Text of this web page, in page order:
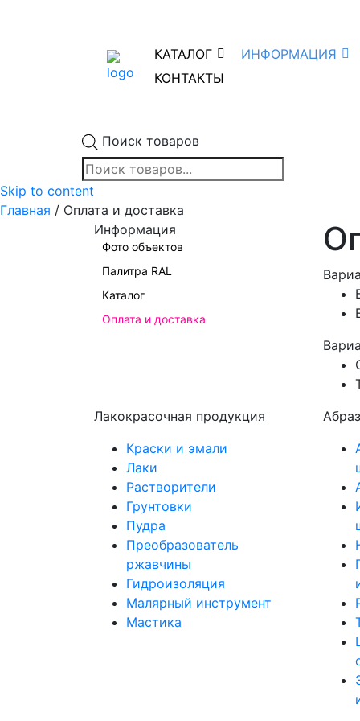
КАТАЛОГ
ИНФОРМАЦИЯ
КОНТАКТЫ
Поиск товаров
Skip to content
Главная / Оплата и доставка
Информация
Фото объектов
Палитра RAL
Каталог
Оплата и доставка
Лакокрасочная продукция
Краски и эмали
Лаки
Растворители
Грунтовки
Пудра
Преобразователь
ржавчины
Гидроизоляция
Малярный инструмент
Мастика